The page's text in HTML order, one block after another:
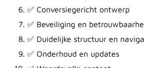
✅ Conversiegericht ontwerp
✅ Beveiliging en
✅ Duidelijke structuur en
✅ Onderhoud en updates